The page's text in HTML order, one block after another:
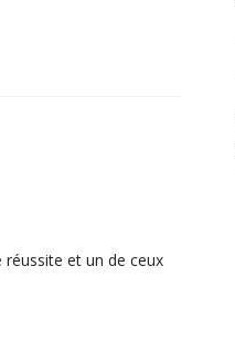
réussite et un de ceux